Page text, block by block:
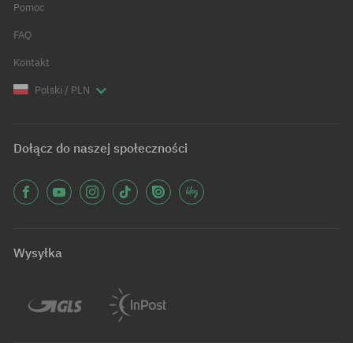
Pomoc
FAQ
Kontakt
Polski / PLN
Dołącz do naszej społeczności
Wysyłka